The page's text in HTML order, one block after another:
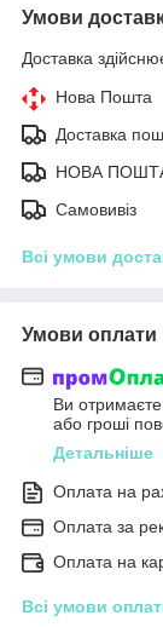
Умови
Доставка
Нова Пошта
Доставка
НОВА
Самовивіз
Всі умови
Умови оплати
Ви
або гроші
Детальніше
Оплата на
Оплата за
Оплата на
Всі умови